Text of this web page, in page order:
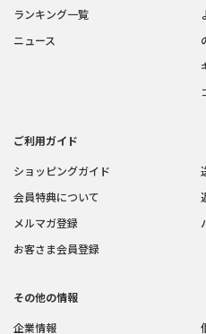
ランキング一覧
ニュース
ご利用ガイド
ショッピングガイド
会員特典について
メルマガ登録
お客さま会員登録
その他の情報
企業情報